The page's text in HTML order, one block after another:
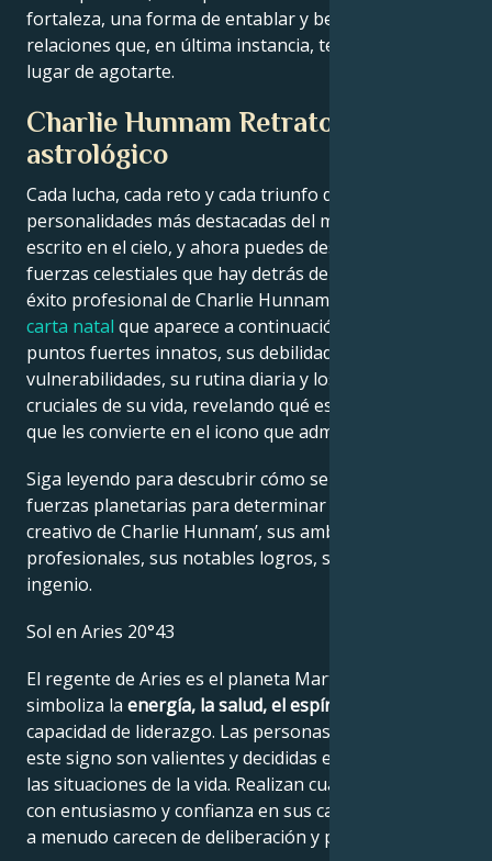
fortaleza, una forma de entablar y beneficiarte de
relaciones que, en última instancia, te energizan en
lugar de agotarte.
Charlie Hunnam Retrato
astrológico
Cada lucha, cada reto y cada triunfo de las
personalidades más destacadas del mundo está
escrito en el cielo, y ahora puedes descifrar las
fuerzas celestiales que hay detrás del encanto y el
éxito profesional de Charlie Hunnam.
carta natal que aparece a continuación describe sus
puntos fuertes innatos, sus debilidades, sus
vulnerabilidades, su rutina diaria y los momentos
cruciales de su vida, revelando qué es exactamente lo
que les convierte en el icono que admiramos.
Siga leyendo para descubrir cómo se alinean las
fuerzas planetarias para determinar el genio
creativo de Charlie Hunnam’, sus ambiciones
profesionales, sus notables logros, su sabiduría y su
ingenio.
Sol en Aries 20°43
El regente de Aries es el planeta Marte, que
simboliza la energía, la salud, el espíritu de lucha
capacidad de liderazgo. Las personas nacidas bajo
este signo son valientes y decididas en la mayoría de
las situaciones de la vida. Realizan cualquier trabajo
con entusiasmo y confianza en sus capacidades, pero
a menudo carecen de deliberación y paciencia.